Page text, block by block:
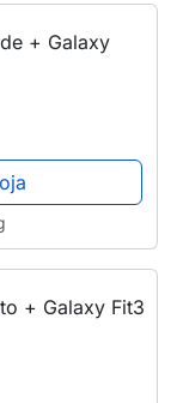
+ Galaxy
+ Galaxy Fit3